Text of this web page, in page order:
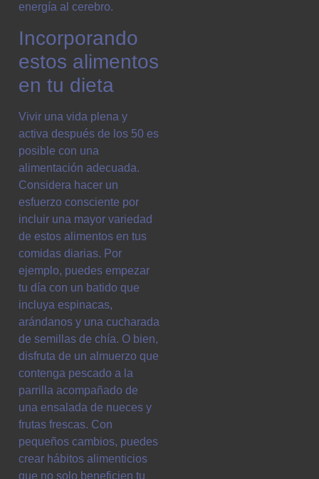
energía al cerebro.
Incorporando
estos alimentos
en tu dieta
Vivir una vida plena y
activa después de los 50 es
posible con una
alimentación adecuada.
Considera hacer un
esfuerzo consciente por
incluir una mayor variedad
de estos alimentos en tus
comidas diarias. Por
ejemplo, puedes empezar
tu día con un batido que
incluya espinacas,
arándanos y una cucharada
de semillas de chía. O bien,
disfruta de un almuerzo que
contenga pescado a la
parrilla acompañado de
una ensalada de nueces y
frutas frescas. Con
pequeños cambios, puedes
crear hábitos alimenticios
que no solo beneficien tu